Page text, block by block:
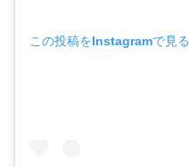
この投稿をInstagramで見る